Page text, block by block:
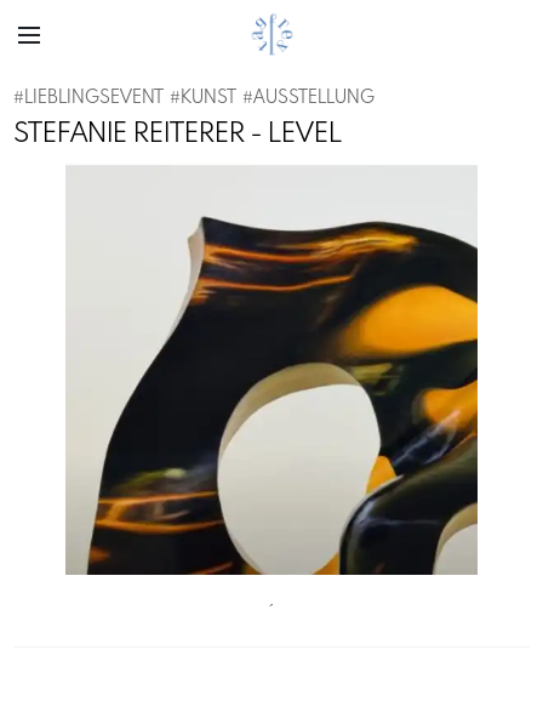
#LIEBLINGSEVENT #KUNST #AUSSTELLUNG
STEFANIE REITERER - LEVEL
Previous Next
´